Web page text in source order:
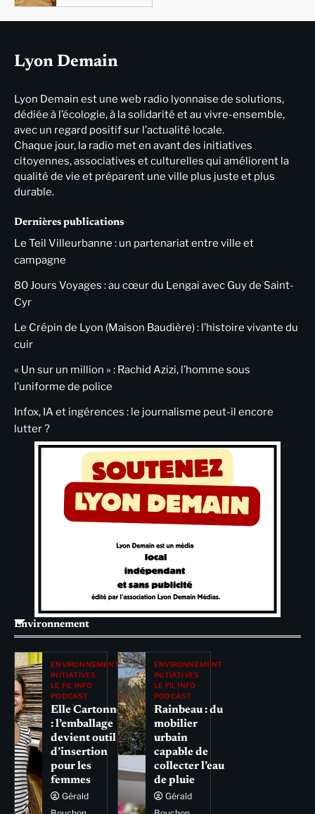
Lyon Demain
Lyon Demain est une web radio lyonnaise de solutions,
dédiée à l’écologie, à la solidarité et au vivre-ensemble,
avec un regard positif sur l’actualité locale.
Chaque jour, la radio met en avant des initiatives
citoyennes, associatives et culturelles qui améliorent la
qualité de vie et préparent une ville plus juste et plus
durable.
Dernières publications
Le Teil Villeurbanne : un partenariat entre ville et
campagne
80 Jours Voyages : au cœur du Lengai avec Guy de Saint-
Cyr
Le Crépin de Lyon (Maison Baudière) : l’histoire vivante du
cuir
« Un sur un million » : Rachid Azizi, l’homme sous
l’uniforme de police
Infox, IA et ingérences : le journalisme peut-il encore
lutter ?
Environnement
ENVIRONNEMENT
INITIATIVES
LE FIL INFO
PODCAST
Elle Cartonne
: l’emballage
devient outil
d’insertion
pour les
femmes
Gérald
ENVIRONNEMENT
INITIATIVES
LE FIL INFO
PODCAST
Rainbeau : du
mobilier
urbain
capable de
collecter l’eau
de pluie
Gérald